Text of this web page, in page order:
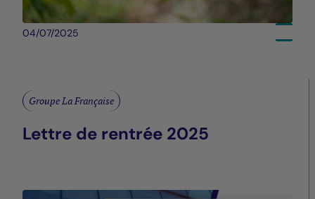
04/07/2025
Groupe La Française
Lettre de rentrée 2025